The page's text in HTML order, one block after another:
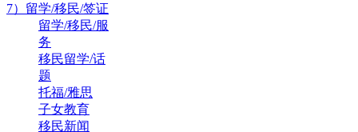
7）留学/移民/签证
留学/移民/服
务
移民留学/话
题
托福/雅思
子女教育
移民新闻